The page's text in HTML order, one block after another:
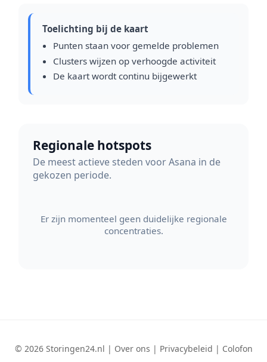
Toelichting bij de kaart
Punten staan voor gemelde problemen
Clusters wijzen op verhoogde activiteit
De kaart wordt continu bijgewerkt
Regionale hotspots
De meest actieve steden voor Asana in de
gekozen periode.
Er zijn momenteel geen duidelijke regionale
concentraties.
© 2026 Storingen24.nl | Over ons | Privacybeleid | Colofon